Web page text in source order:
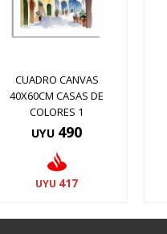
CUADRO CANVAS
40X60CM CASAS DE
COLORES 1
UYU 490
UYU 417